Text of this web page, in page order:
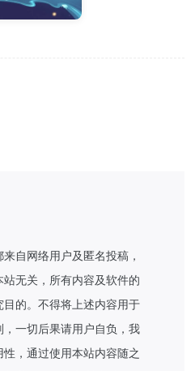
自网络用户及匿名投稿，
无关，所有内容及软件的
的。不得将上述内容用于
一切后果请用户自负，我
，通过使用本站内容随之